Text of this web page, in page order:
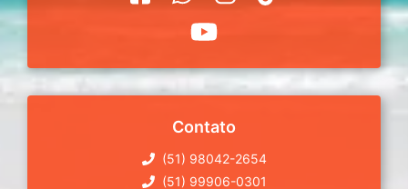
Contato
(51) 98042-2654
(51) 99906-0301